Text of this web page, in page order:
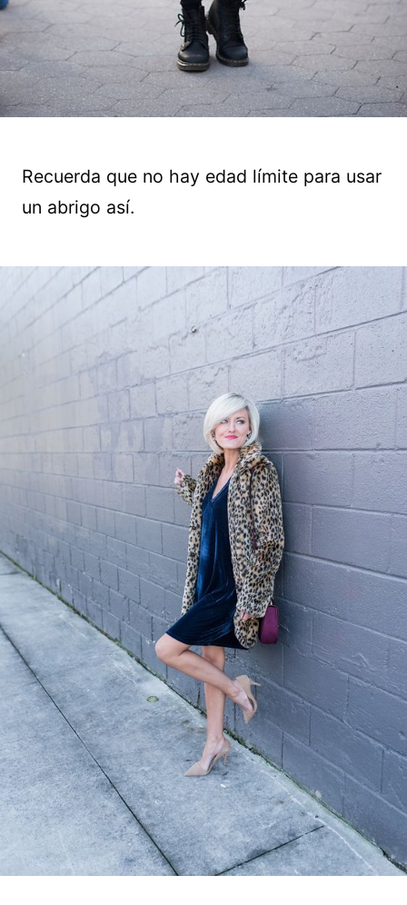
Recuerda que no hay edad límite para usar
un abrigo así.